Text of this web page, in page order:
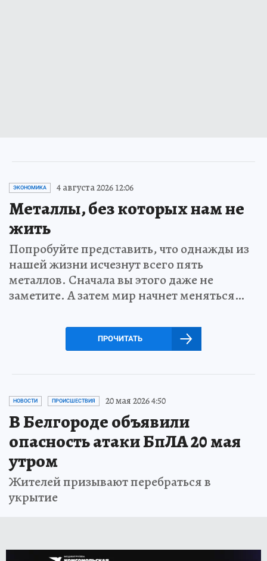
ЭКОНОМИКА 4 августа 2026 12:06
Металлы, без которых нам не
жить
Попробуйте представить, что однажды из
нашей жизни исчезнут всего пять
металлов. Сначала вы этого даже не
заметите. А затем мир начнет меняться…
ПРОЧИТАТЬ
НОВОСТИ ПРОИСШЕСТВИЯ 20 мая 2026 4:50
В Белгороде объявили
опасность атаки БпЛА 20 мая
утром
Жителей призывают перебраться в
укрытие